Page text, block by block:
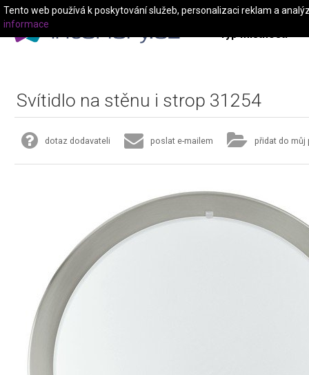
Typ místnosti
Svítidlo na stěnu i strop 31254
dotaz dodavateli poslat e-mailem přidat do můj
Tento web používá k poskytování služeb, personalizaci reklam a
informace